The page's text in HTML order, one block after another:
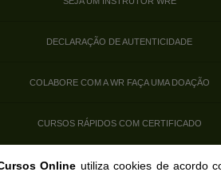
DECLARAÇÃO DE AUTENTICIDADE
COLABORE COM A WR FAÇA UMA DOAÇÃO
CURSOS RÁPIDOS COM CERTIFICADO
Online utiliza cookies de acordo